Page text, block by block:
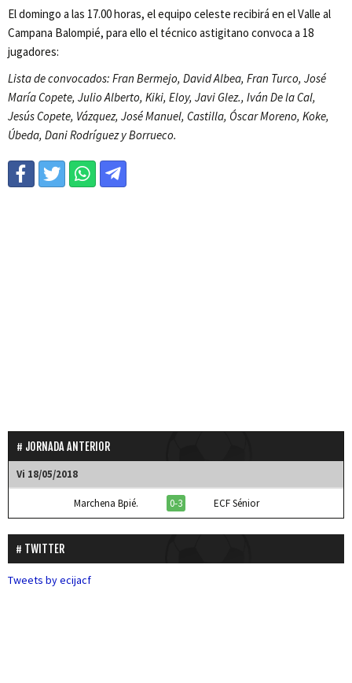
El domingo a las 17.00 horas, el equipo celeste recibirá en el Valle al
Campana Balompié, para ello el técnico astigitano convoca a 18
jugadores:
Lista de convocados: Fran Bermejo, David Albea, Fran Turco, José
María Copete, Julio Alberto, Kiki, Eloy, Javi Glez., Iván De la Cal,
Jesús Copete, Vázquez, José Manuel, Castilla, Óscar Moreno, Koke,
Úbeda, Dani Rodríguez y Borrueco.
JORNADA ANTERIOR
Vi 18/05/2018
Marchena Bpié. 0-3 ECF Sénior
TWITTER
Tweets by ecijacf